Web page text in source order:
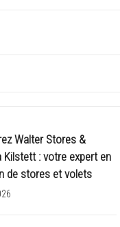
Walter Stores &
Kilstett : votre expert en
de stores et volets